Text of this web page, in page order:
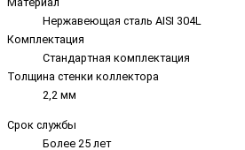
Нержавеющая сталь AISI 304L
Комплектация
Стандартная комплектация
Толщина стенки коллектора
2,2 мм
Срок службы
Более 25 лет